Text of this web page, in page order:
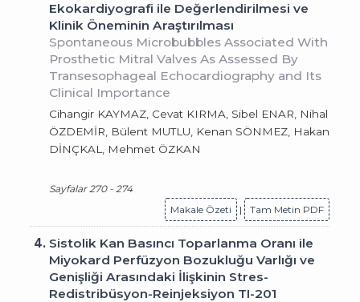
Ekokardiyografi ile Değerlendirilmesi ve
Klinik Öneminin Araştırılması
Spontaneous Microbubbles Associated With
Prosthetic Mitral Valves As Assessed By
Transesophageal Echocardiography and Its
Clinical Importance
Cihangir KAYMAZ, Cevat KIRMA, Sibel ENAR, Nihal
ÖZDEMİR, Bülent MUTLU, Kenan SÖNMEZ, Hakan
DİNÇKAL, Mehmet ÖZKAN
Sayfalar 270 - 274
Makale Özeti
| Tam Metin PDF
4. Sistolik Kan Basıncı Toparlanma Oranı ile
Miyokard Perfüzyon Bozukluğu Varlığı ve
Genişliği Arasındaki İlişkinin Stres-
Redistribüsyon-Reinjeksiyon TI-201